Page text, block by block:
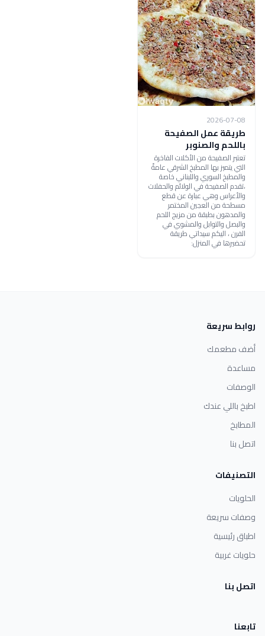
2026-07-08
طريقة عمل الصفيحة
باللحم والصنوبر
تعتبر الصفيحة من الأكلات الفاخرة
التي يتميز بها المطبخ الشرقي عامةً
والمطبخ السوري واللبناني خاصة
،تقدم الصفيحة في الولائم والحفلات
والأعراس وهي عبارة عن قطع
مسطحة من العجين المختمر
والمدهون بطبقة من مزيج اللحم
والبصل والتوابل والمشوي في
الفرن ، اليكم سيداتي طريقة
تحضيرها في المنزل:
روابط سريعة
أضف مطعمك
مساعدة
الوصفات
اطبخ باللي عندك
المطابخ
اتصل بنا
التصنيفات
الحلويات
وصفات سريعة
اطباق رئيسية
حلويات غربية
اتصل بنا
تابعنا